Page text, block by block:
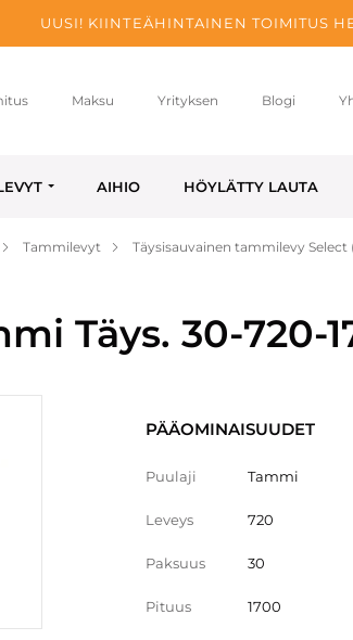
UUSI! KIINTEÄHINTAINEN TOIMITUS
Maksu Yrityksen Blogi
AIHIO HÖYLÄTTY LAUTA
Tammilevyt Täysisauvainen tammilevy Select
Täys. 30-720-
PÄÄOMINAISUUDET
Puulaji Tammi
Leveys 720
Paksuus 30
Pituus 1700